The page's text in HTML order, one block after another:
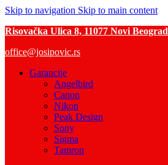
Skip to navigation Skip to main content
Risovačka Ulica 8, 11077 Novi Beograd
office@josipovic.rs
Garancije
Angelbird
Canon
Nikon
Peak Design
Sony
Sigma
Tamron